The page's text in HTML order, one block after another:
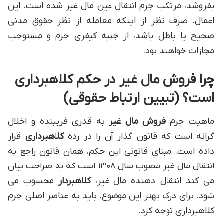
بفروشد، مرتکب جرم انتقال عین مال غیر شده است. این
اعمال، صرف نظر از اینکه معامله از نظر حقوق مدنی
صحیح یا باطل باشد، از جنبه کیفری جرم و مستوجب
مجازات خواهند بود.
چرا فروش مال غیر در حکم کلاهبرداری
است؟ (تبیین ارتباط حقوقی)
ماهیت جرم فروش مال غیر به قدری فریبنده و اخلال
گرانه است که قانون گذار آن را در ردهکلاهبرداری قرار
داده است. مبنای قانونی این حکم، همان قانون راجع به
انتقال مال غیر مصوب سال ۱۳۰۸ است که به صراحت بیان
می کند انتقال دهنده مال غیر،کلاهبردار
محسوب می
شود. برای درک بهتر این موضوع، باید به عناصر اصلی جرم
کلاهبرداری توجه کرد.